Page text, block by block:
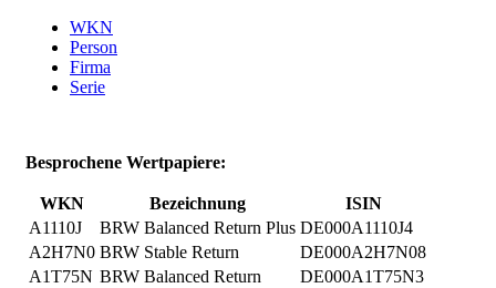
WKN
Person
Firma
Serie
Besprochene Wertpapiere:
WKN Bezeichnung
ISIN
A1110J
BRW Balanced Return Plus DE000A1110J4
A2H7N0 BRW Stable Return
DE000A2H7N08
A1T75N BRW Balanced Return
DE000A1T75N3